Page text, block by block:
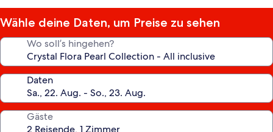
Wähle deine Daten, um Preise zu sehen
Wo soll’s hingehen?
Daten
Gäste